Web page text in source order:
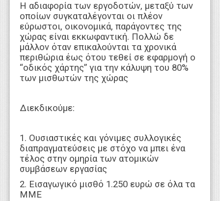
Η αδιαφορία των εργοδοτών, μεταξύ των
οποίων συγκαταλέγονται οι πλέον
εύρωστοι, οικονομικά, παράγοντες της
χώρας είναι εκκωφαντική. Πολλώ δε
μάλλον όταν επικαλούνται τα χρονικά
περιθώρια έως ότου τεθεί σε εφαρμογή ο
“οδικός χάρτης” για την κάλυψη του 80%
των μισθωτών της χώρας
Διεκδικούμε:
1. Ουσιαστικές και γόνιμες συλλογικές
διαπραγματεύσεις με στόχο να μπει ένα
τέλος στην ομηρία των ατομικών
συμβάσεων εργασίας
2. Εισαγωγικό μισθό 1.250 ευρώ σε όλα τα
ΜΜΕ